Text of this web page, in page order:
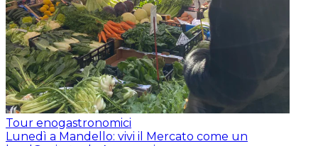
Tour enogastronomici
Lunedì a Mandello: vivi il Mercato come un